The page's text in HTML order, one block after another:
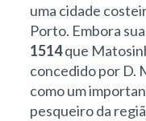
uma cidade
Porto. Embora
1514que
concedido por D.
como um
pesqueiro da